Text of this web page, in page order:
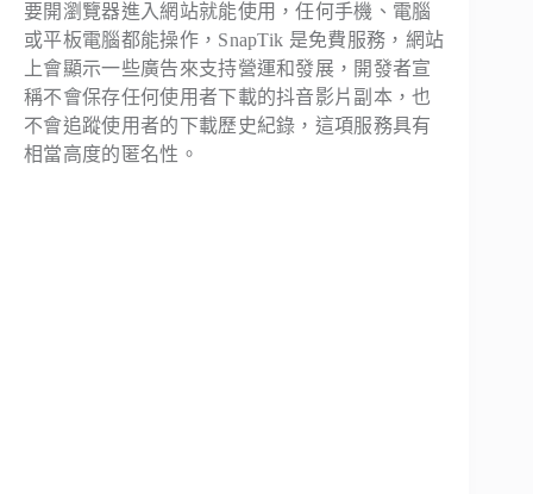
要開瀏覽器進入網站就能使用，任何手機、電腦
或平板電腦都能操作，SnapTik 是免費服務，網站
上會顯示一些廣告來支持營運和發展，開發者宣
稱不會保存任何使用者下載的抖音影片副本，也
不會追蹤使用者的下載歷史紀錄，這項服務具有
相當高度的匿名性。